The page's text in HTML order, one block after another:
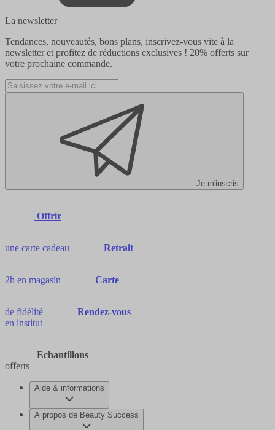
La newsletter
Tendances, nouveautés, bons plans, inscrivez-vous vite à la
newsletter et profitez de réductions exclusives ! 20% offerts sur
votre prochaine commande.
Je m'inscris
Offrir
une carte cadeau Retrait
2h en magasin Carte
de fidélité
Rendez-vous
en institut
Echantillons
offerts
Aide & informations
À propos de Beauty Success